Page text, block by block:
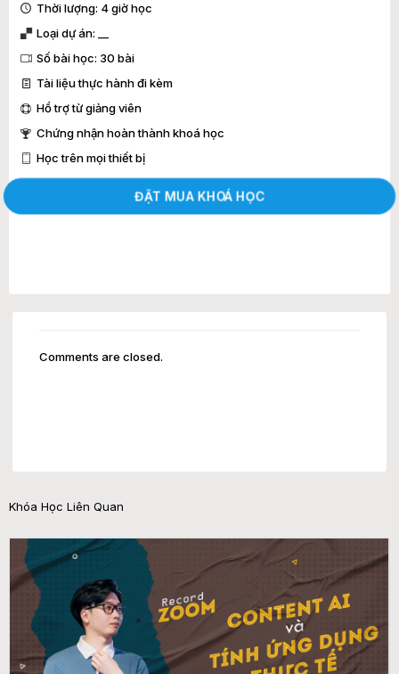
Thời lượng: 4 giờ học
Loại dự án: __
Số bài học: 30 bài
Tài liệu thực hành đi kèm
Hổ trợ từ giảng viên
Chứng nhận hoàn thành khoá học
Học trên mọi thiết bị
ĐẶT MUA KHOÁ HỌC
Comments are closed.
Khóa Học Liên Quan